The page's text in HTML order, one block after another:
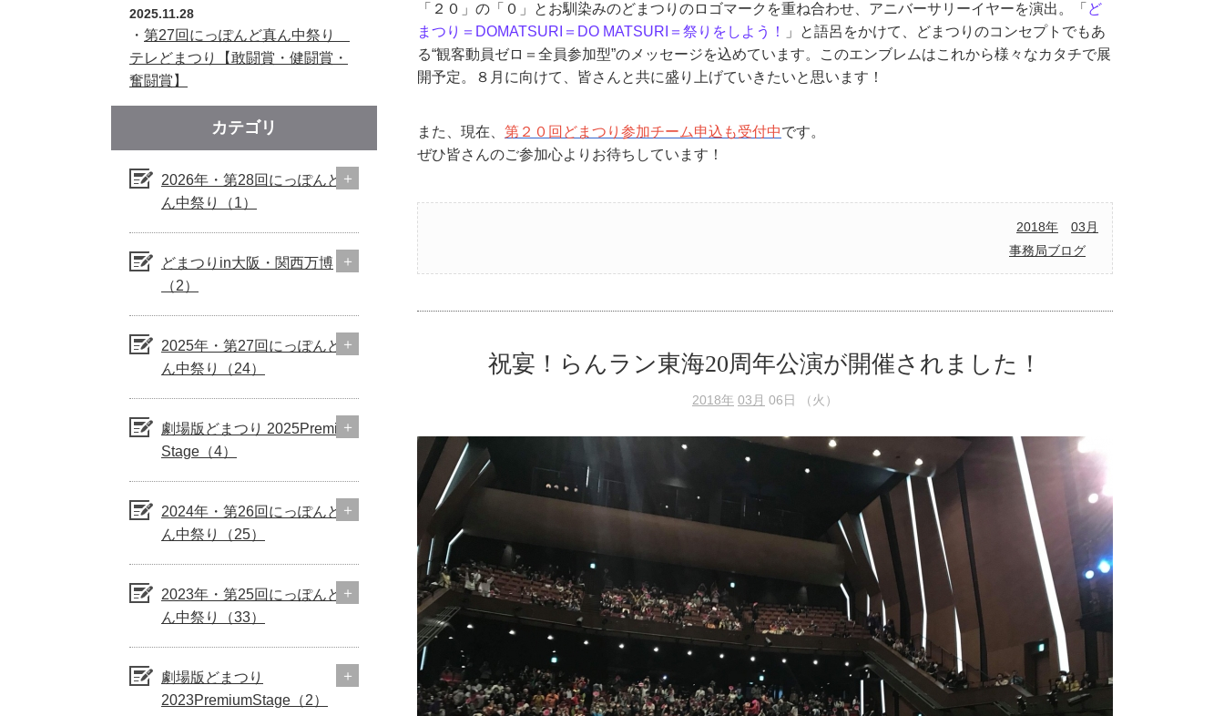
「２０」の「０」とお馴染みのどまつりのロゴマークを重ね合わせ、アニバーサリーイヤーを演出。「 ど
まつり＝DOMATSURI＝DO MATSURI＝祭りをしよう！
」と語呂をかけて、どまつりのコンセプトでもあ
る“観客動員ゼロ＝全員参加型”のメッセージを込めています。このエンブレムはこれから様々なカタチで展
開予定。８月に向けて、皆さんと共に盛り上げていきたいと思います！
また、現在、 第２０回どまつり参加チーム申込も受付中です。
ぜひ皆さんのご参加心よりお待ちしています！
2018年
03月
事務局ブログ
祝宴！らんラン東海20周年公演が開催されました！
2018年 03月 06日 （火）
2025.11.28
・ 第27回にっぽんど真ん中祭り
テレどまつり【敢闘賞・健闘賞・
奮闘賞】
カテゴリ
2026年・第28回にっぽんど真
ん中祭り（1）
どまつりin大阪・関西万博
（2）
2025年・第27回にっぽんど真
ん中祭り（24）
劇場版どまつり 2025Premium
Stage（4）
2024年・第26回にっぽんど真
ん中祭り（25）
2023年・第25回にっぽんど真
ん中祭り（33）
劇場版どまつり
2023PremiumStage（2）